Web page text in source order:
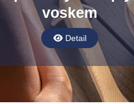
voskem
Detail